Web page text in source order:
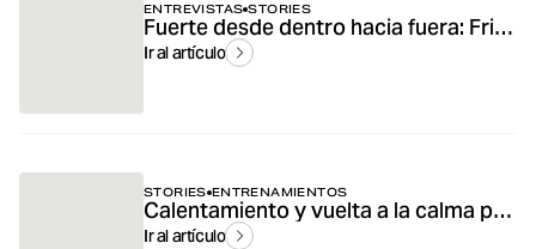
ENTREVISTAS STORIES
Fuerte desde dentro hacia fuera: Frida Gylner sobre mentalidad, entrenamiento y nutrición.
Ir al artículo
STORIES ENTRENAMIENTOS
Calentamiento y vuelta a la calma para diferentes entrenamientos: ejercicios y consejos
Ir al artículo